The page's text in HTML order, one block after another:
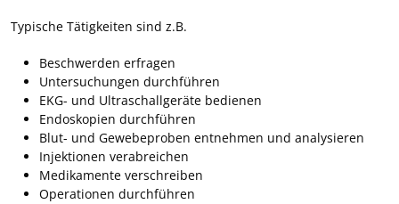
Typische Tätigkeiten sind z.B.
Beschwerden erfragen
Untersuchungen durchführen
EKG- und Ultraschallgeräte bedienen
Endoskopien durchführen
Blut- und Gewebeproben entnehmen und analysieren
Injektionen verabreichen
Medikamente verschreiben
Operationen durchführen